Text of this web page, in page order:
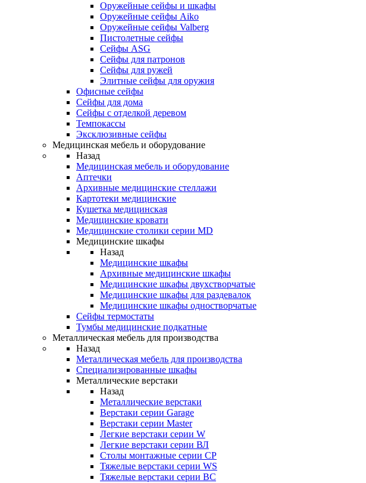
Оружейные сейфы и шкафы
Оружейные сейфы Aiko
Оружейные сейфы Valberg
Пистолетные сейфы
Сейфы ASG
Сейфы для патронов
Сейфы для ружей
Элитные сейфы для оружия
Офисные сейфы
Сейфы для дома
Сейфы с отделкой деревом
Темпокассы
Эксклюзивные сейфы
Медицинская мебель и оборудование
Назад
Медицинская мебель и оборудование
Аптечки
Архивные медицинские стеллажи
Картотеки медицинские
Кушетка медицинская
Медицинские кровати
Медицинские столики серии MD
Медицинские шкафы
Назад
Медицинские шкафы
Архивные медицинские шкафы
Медицинские шкафы двухстворчатые
Медицинские шкафы для раздевалок
Медицинские шкафы одностворчатые
Сейфы термостаты
Тумбы медицинские подкатные
Металлическая мебель для производства
Назад
Металлическая мебель для производства
Cпециализированные шкафы
Металлические верстаки
Назад
Металлические верстаки
Верстаки серии Garage
Верстаки серии Master
Легкие верстаки серии W
Легкие верстаки серии ВЛ
Столы монтажные серии СР
Тяжелые верстаки серии WS
Тяжелые верстаки серии ВС